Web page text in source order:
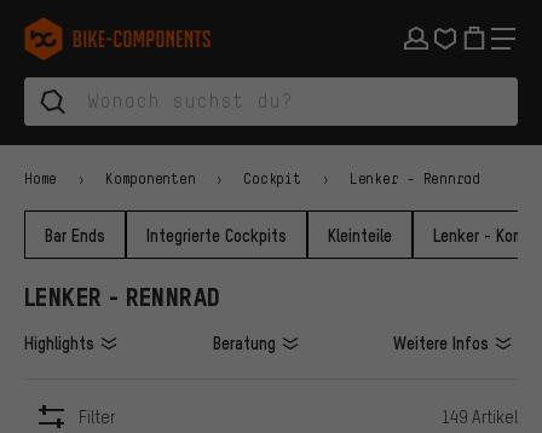
Zur Hauptnavigation springen
Zur Kategorienavigation springen
Zum Inhalt springen
Zu Marken und Newsletter springen
Zur Fußzeile springen
bike-components.de Startseite
Home Komponenten Cockpit Lenker - Rennrad
Bar Ends Integrierte Cockpits Kleinteile Lenker -
LENKER - RENNRAD
Highlights Beratung Weitere Infos
Filter 149 Artikel